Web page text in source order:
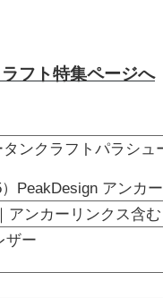
フト特集ページへ
ンクラフトパラシュ
PeakDesign アンカ
アンカーリンクス含
ザー